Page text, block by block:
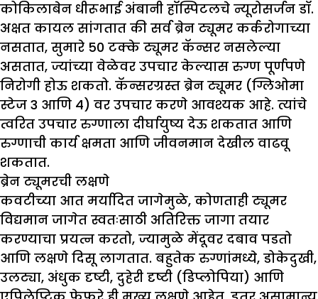
कोकिलाबेन धीरूभाई अंबानी हॉस्पिटलचे न्यूरोसर्जन डॉ.
अक्षत कायल सांगतात की सर्व ब्रेन ट्यूमर कर्करोगाच्या
नसतात, सुमारे 50 टक्के ट्यूमर कॅन्सर नसलेल्या
असतात, ज्यांच्या वेळेवर उपचार केल्यास रुग्ण पूर्णपणे
निरोगी होऊ शकतो. कॅन्सरग्रस्त ब्रेन ट्यूमर (ग्लिओमा
स्टेज 3 आणि 4) वर उपचार करणे आवश्यक आहे. त्यांचे
त्वरित उपचार रुग्णाला दीर्घायुष्य देऊ शकतात आणि
रुग्णाची कार्य क्षमता आणि जीवनमान देखील वाढवू
शकतात.
ब्रेन ट्यूमरची लक्षणे
कवटीच्या आत मर्यादित जागेमुळे, कोणताही ट्यूमर
विद्यमान जागेत स्वतःसाठी अतिरिक्त जागा तयार
करण्याचा प्रयत्न करतो, ज्यामुळे मेंदूवर दबाव पडतो
आणि लक्षणे दिसू लागतात. बहुतेक रुग्णांमध्ये, डोकेदुखी,
उलट्या, अंधुक दृष्टी, दुहेरी दृष्टी (डिप्लोपिया) आणि